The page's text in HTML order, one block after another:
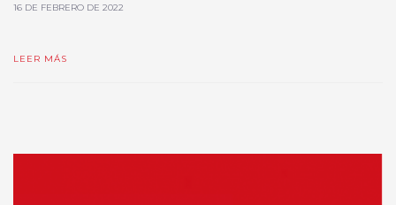
16 DE FEBRERO DE 2022
LEER MÁS